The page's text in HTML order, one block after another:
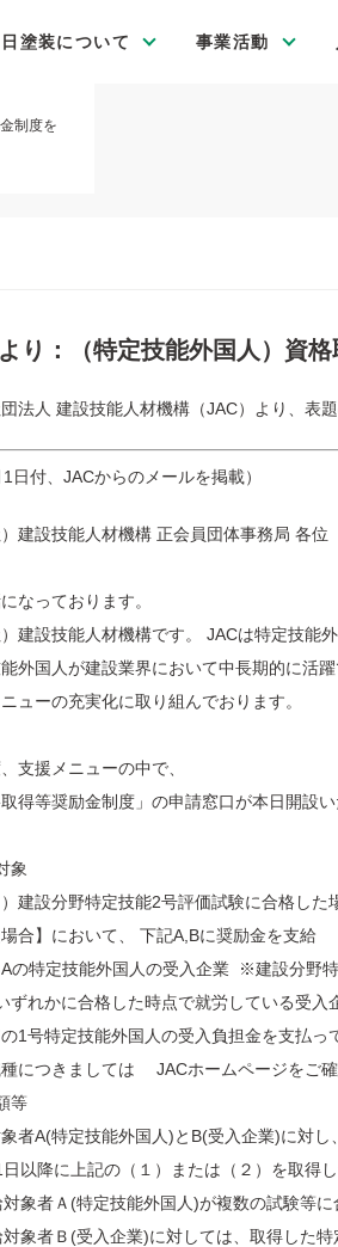
日塗装について 事業活動
制度を
り：（特定技能外国人）資
法人 建設技能人材機構（JAC）より、表
1日付、JACからのメールを掲載）
）建設技能人材機構 正会員団体事務局 各位
なっております。
）建設技能人材機構です。 JACは特定技能
外国人が建設業界において中長期的に活躍
ューの充実化に取り組んでおります。
支援メニューの中で、
取得等奨励金制度」の申請窓口が本日開設い
象
）建設分野特定技能2号評価試験に合格し
合】において、 下記A,Bに奨励金を支給
の特定技能外国人の受入企業 ※建設分野
れかに合格した時点で就労している受入
1号特定技能外国人の受入負担金を支払
につきましては JACホームページをご確
等
者A(特定技能外国人)とB(受入企業)に対
以降に上記の（１）または（２）を取得
対象者Ａ(特定技能外国人)が複数の試験等
対象者Ｂ(受入企業)に対しては、取得した